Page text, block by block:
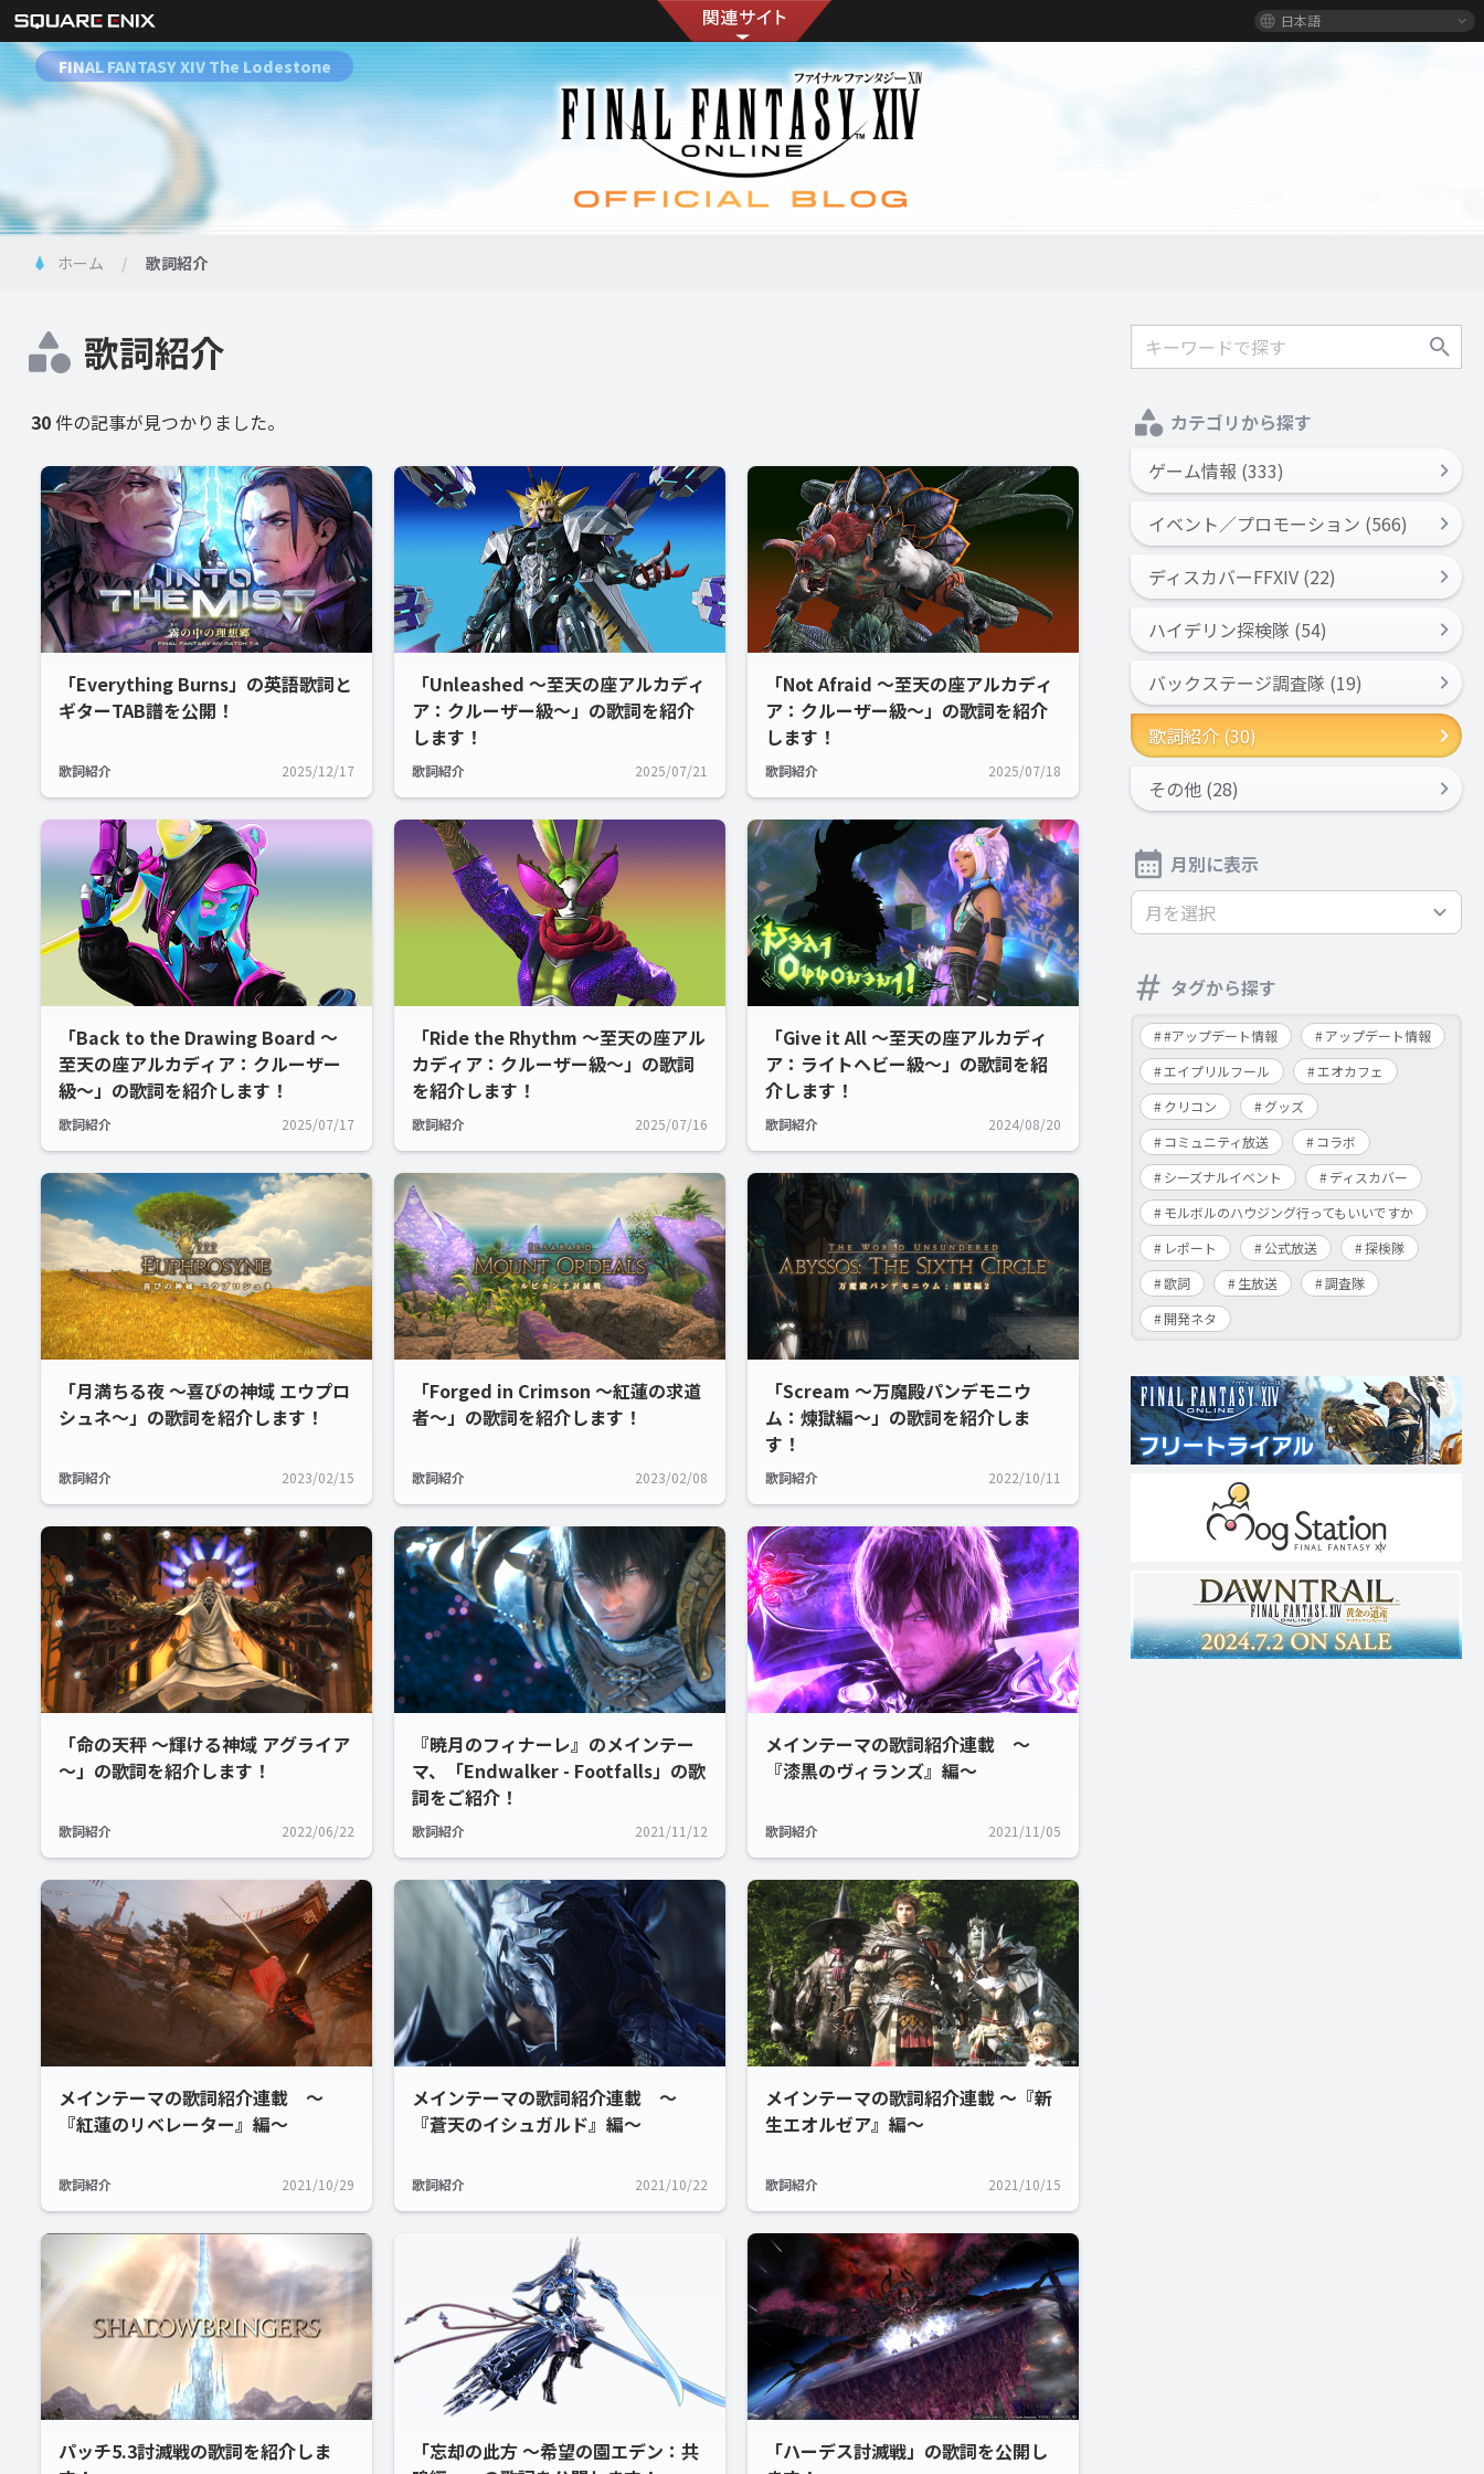
日本語
FINAL FANTASY XIV The Lodestone
ホーム 歌詞紹介
歌詞紹介
30件の記事が見つかりました。
「Everything Burns」の英語歌詞と
ギターTAB譜を公開！
歌詞紹介 2025/12/17
「Unleashed ～至天の座アルカディ
ア：クルーザー級～」の歌詞を紹介
します！
歌詞紹介 2025/07/21
「Not Afraid ～至天の座アルカディ
ア：クルーザー級～」の歌詞を紹介
します！
歌詞紹介 2025/07/18
「Back to the Drawing Board ～
至天の座アルカディア：クルーザー
級～」の歌詞を紹介します！
歌詞紹介 2025/07/17
「Ride the Rhythm ～至天の座アル
カディア：クルーザー級～」の歌詞
を紹介します！
歌詞紹介 2025/07/16
「Give it All ～至天の座アルカディ
ア：ライトヘビー級～」の歌詞を紹
介します！
歌詞紹介 2024/08/20
「月満ちる夜 ～喜びの神域 エウプロ
シュネ～」の歌詞を紹介します！
歌詞紹介 2023/02/15
「Forged in Crimson ～紅蓮の求道
者～」の歌詞を紹介します！
歌詞紹介 2023/02/08
「Scream ～万魔殿パンデモニウ
ム：煉獄編～」の歌詞を紹介しま
す！
歌詞紹介 2022/10/11
「命の天秤 ～輝ける神域 アグライア
～」の歌詞を紹介します！
歌詞紹介 2022/06/22
『暁月のフィナーレ』のメインテー
マ、「Endwalker - Footfalls」の歌
詞をご紹介！
歌詞紹介 2021/11/12
メインテーマの歌詞紹介連載 ～
『漆黒のヴィランズ』編～
歌詞紹介 2021/11/05
メインテーマの歌詞紹介連載 ～
『紅蓮のリベレーター』編～
歌詞紹介 2021/10/29
メインテーマの歌詞紹介連載 ～
『蒼天のイシュガルド』編～
歌詞紹介 2021/10/22
メインテーマの歌詞紹介連載 ～『新
生エオルゼア』編～
歌詞紹介 2021/10/15
パッチ5.3討滅戦の歌詞を紹介しま
「忘却の此方 ～希望の園エデン：共
「ハーデス討滅戦」の歌詞を公開し
カテゴリから探す
ゲーム情報 (333)
イベント／プロモーション (566)
ディスカバーFFXIV (22)
ハイデリン探検隊 (54)
バックステージ調査隊 (19)
歌詞紹介 (30)
その他 (28)
月別に表示
月を選択
タグから探す
#アップデート情報
アップデート情報
エイプリルフール
エオカフェ
クリコン
グッズ
コミュニティ放送
コラボ
シーズナルイベント
ディスカバー
モルボルのハウジング行ってもいいですか
レポート
公式放送
探検隊
歌詞
生放送
調査隊
開発ネタ